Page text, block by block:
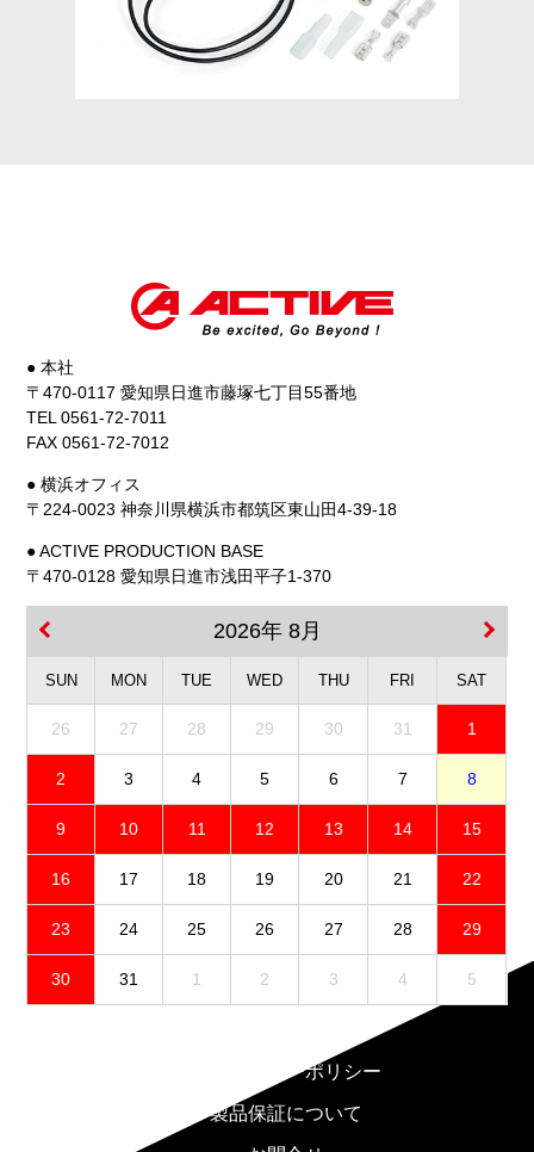
● 本社
〒470-0117 愛知県日進市藤塚七丁目55番地
TEL 0561-72-7011
FAX 0561-72-7012
● 横浜オフィス
〒224-0023 神奈川県横浜市都筑区東山田4-39-18
● ACTIVE PRODUCTION BASE
〒470-0128 愛知県日進市浅田平子1-370
2026年 8月
SUN MON TUE WED THU FRI SAT
26 27 28 29 30 31 1
2 3 4 5 6 7 8
9 10 11 12 13 14 15
16 17 18 19 20 21 22
23 24 25 26 27 28 29
30 31 1 2 3 4 5
プライバシーポリシー
製品保証について